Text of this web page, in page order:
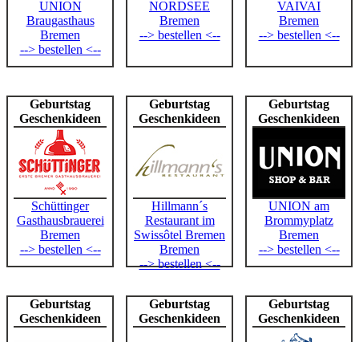
UNION
Braugasthaus
Bremen
--> bestellen <--
NORDSEE
Bremen
--> bestellen <--
VAIVAI
Bremen
--> bestellen <--
Geburtstag
Geschenkideen
Schüttinger
Gasthausbrauerei
Bremen
--> bestellen <--
Geburtstag
Geschenkideen
Hillmann´s
Restaurant im
Swissôtel Bremen
Bremen
--> bestellen <--
Geburtstag
Geschenkideen
UNION am
Brommyplatz
Bremen
--> bestellen <--
Geburtstag
Geschenkideen
Geburtstag
Geschenkideen
Geburtstag
Geschenkideen